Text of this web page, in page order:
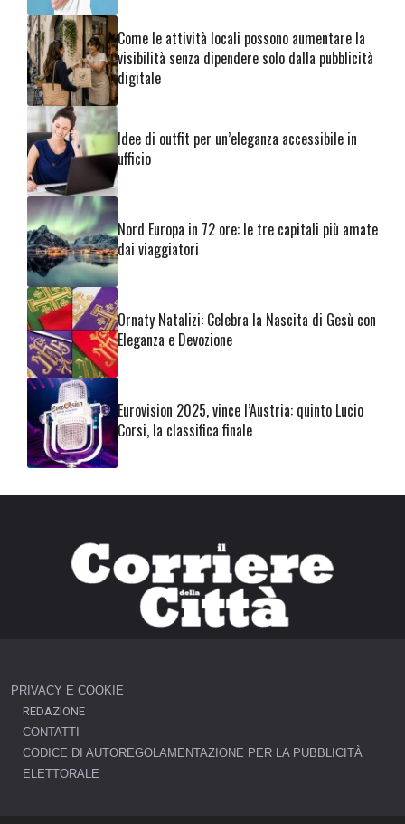
Come le attività locali possono aumentare la
visibilità senza dipendere solo dalla pubblicità
digitale
Idee di outfit per un’eleganza accessibile in
ufficio
Nord Europa in 72 ore: le tre capitali più amate
dai viaggiatori
Ornaty Natalizi: Celebra la Nascita di Gesù con
Eleganza e Devozione
Eurovision 2025, vince l’Austria: quinto Lucio
Corsi, la classifica finale
PRIVACY E COOKIE
REDAZIONE
CONTATTI
CODICE DI AUTOREGOLAMENTAZIONE PER LA PUBBLICITÀ
ELETTORALE